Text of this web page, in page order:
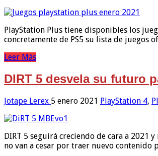
PlayStation Plus tiene disponibles los
concretamente de PS5 su lista de juegos
Leer Más
DIRT 5 desvela su futuro
Jotape Lerex 5 enero 2021 PlayStation 4,
DIRT 5 seguirá creciendo de cara a 2021
no van a cesar por traer nuevo